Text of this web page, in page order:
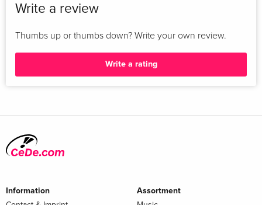
Write a review
Thumbs up or thumbs down? Write your own review.
Write a rating
Information
Assortment